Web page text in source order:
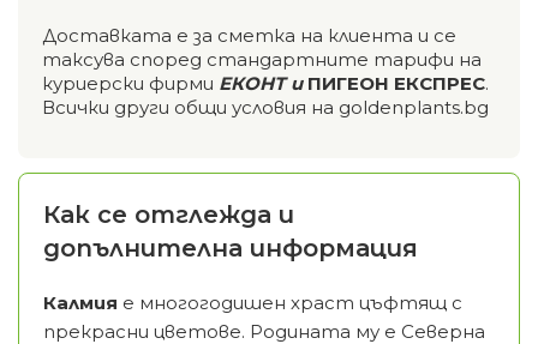
Доставката е за сметка на клиента и се
таксува според стандартните тарифи на
куриерски фирми ЕКОНТ и ПИГЕОН ЕКСПРЕС.
Всички други общи условия на goldenplants.bg
Как се отглежда и
допълнителна информация
Калмия е многогодишен храст цъфтящ с
прекрасни цветове. Родината му е Северна